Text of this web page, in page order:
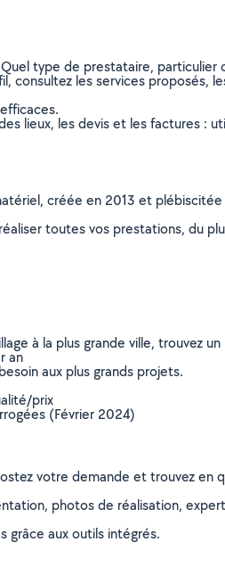
type de prestataire, particulier
les services proposés,
lieux, les devis et les factures :
créée en 2013 et
toutes vos prestations, du
à la plus grande ville, trouvez
an
aux plus grands projets.
prix
(Février 2024)
votre demande et trouvez
photos de réalisation,
grâce aux outils intégrés.